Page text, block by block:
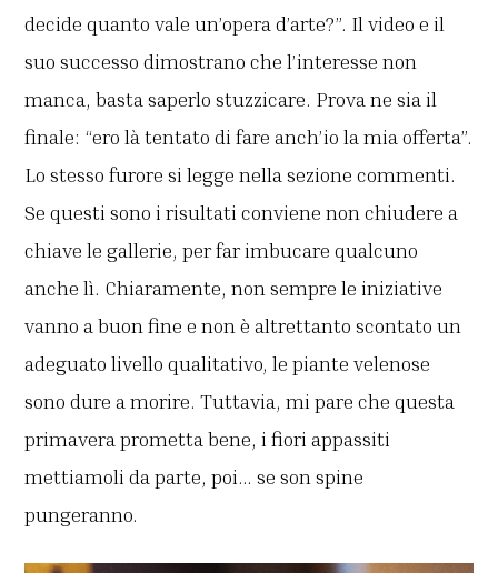
decide quanto vale un’opera d’arte?”. Il video e il
suo successo dimostrano che l’interesse non
manca, basta saperlo stuzzicare. Prova ne sia il
finale: “ero là tentato di fare anch’io la mia offerta”.
Lo stesso furore si legge nella sezione commenti.
Se questi sono i risultati conviene non chiudere a
chiave le gallerie, per far imbucare qualcuno
anche lì. Chiaramente, non sempre le iniziative
vanno a buon fine e non è altrettanto scontato un
adeguato livello qualitativo, le piante velenose
sono dure a morire. Tuttavia, mi pare che questa
primavera prometta bene, i fiori appassiti
mettiamoli da parte, poi… se son spine
pungeranno.